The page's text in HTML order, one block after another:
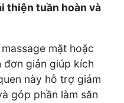
thiện tuần hoàn và
mặt hoặc
đơn giản giúp kích
này hỗ trợ giảm
góp phần làm săn